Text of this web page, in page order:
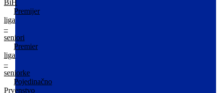
BiH
Premijer
liga
–
seniori
Premier
liga
–
seniorke
Pojedinačno
Prvenstvo